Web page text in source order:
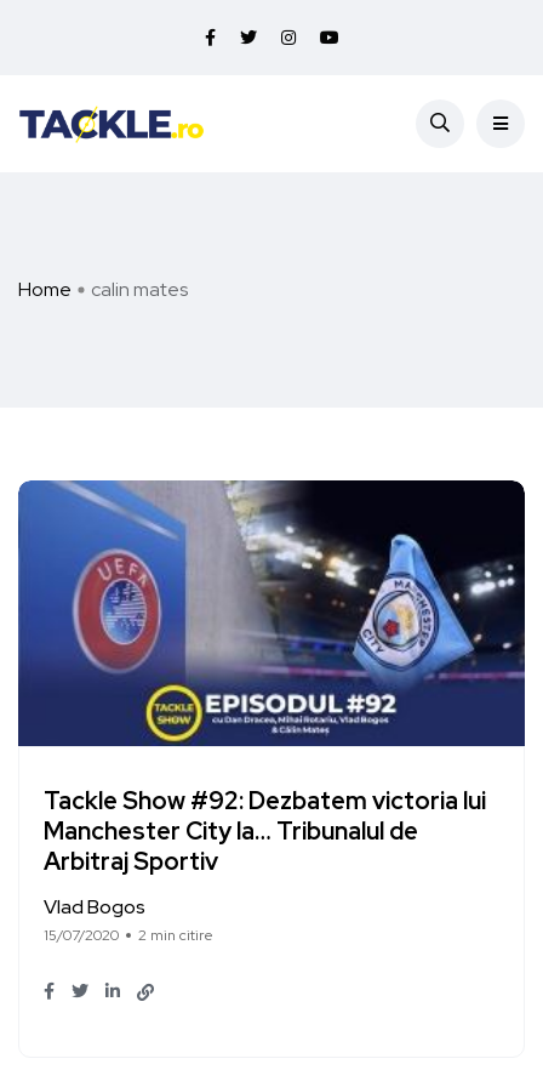
Home calin mates
Tackle Show #92: Dezbatem victoria lui
Manchester City la… Tribunalul de
Arbitraj Sportiv
Vlad Bogos
15/07/2020 2 min citire